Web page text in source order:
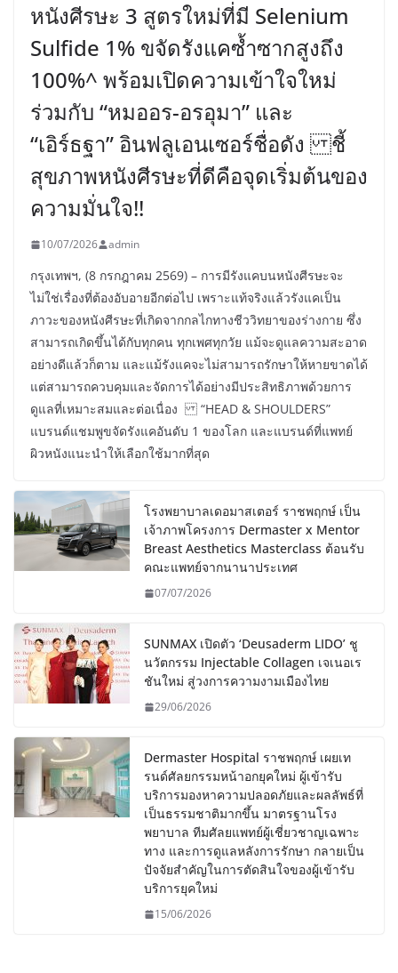
หนังศีรษะ 3 สูตรใหม่ที่มี Selenium
Sulfide 1% ขจัดรังแคซ้ำซากสูงถึง
100%^ พร้อมเปิดความเข้าใจใหม่
ร่วมกับ “หมออร-อรอุมา” และ
“เอิร์ธฐา” อินฟลูเอนเซอร์ชื่อดัง ชี้
สุขภาพหนังศีรษะที่ดีคือจุดเริ่มต้นของ
ความมั่นใจ!!
10/07/2026 admin
กรุงเทพฯ, (8 กรกฎาคม 2569) – การมีรังแคบนหนังศีรษะจะ
ไม่ใช่เรื่องที่ต้องอับอายอีกต่อไป เพราะแท้จริงแล้วรังแคเป็น
ภาวะของหนังศีรษะที่เกิดจากกลไกทางชีววิทยาของร่างกาย ซึ่ง
สามารถเกิดขึ้นได้กับทุกคน ทุกเพศทุกวัย แม้จะดูแลความสะอาด
อย่างดีแล้วก็ตาม และแม้รังแคจะไม่สามารถรักษาให้หายขาดได้
แต่สามารถควบคุมและจัดการได้อย่างมีประสิทธิภาพด้วยการ
ดูแลที่เหมาะสมและต่อเนื่อง “HEAD & SHOULDERS”
แบรนด์แชมพูขจัดรังแคอันดับ 1 ของโลก และแบรนด์ที่แพทย์
ผิวหนังแนะนำให้เลือกใช้มากที่สุด
โรงพยาบาลเดอมาสเตอร์ ราชพฤกษ์ เป็น
เจ้าภาพโครงการ Dermaster x Mentor
Breast Aesthetics Masterclass ต้อนรับ
คณะแพทย์จากนานาประเทศ
07/07/2026
SUNMAX เปิดตัว ‘Deusaderm LIDO’ ชู
นวัตกรรม Injectable Collagen เจเนอเร
ชันใหม่ สู่วงการความงามเมืองไทย
29/06/2026
Dermaster Hospital ราชพฤกษ์ เผยเท
รนด์ศัลยกรรมหน้าอกยุคใหม่ ผู้เข้ารับ
บริการมองหาความปลอดภัยและผลลัพธ์ที่
เป็นธรรมชาติมากขึ้น มาตรฐานโรง
พยาบาล ทีมศัลยแพทย์ผู้เชี่ยวชาญเฉพาะ
ทาง และการดูแลหลังการรักษา กลายเป็น
ปัจจัยสำคัญในการตัดสินใจของผู้เข้ารับ
บริการยุคใหม่
15/06/2026